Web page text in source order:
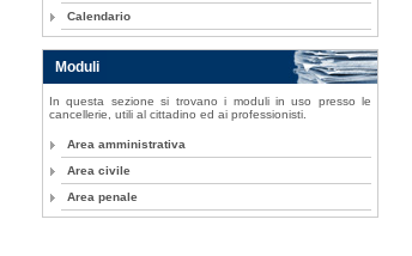
Calendario
Moduli
In questa sezione si trovano i moduli in uso presso le
cancellerie, utili al cittadino ed ai professionisti.
Area amministrativa
Area civile
Area penale